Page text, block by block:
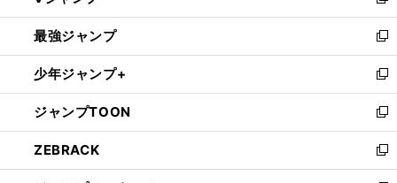
ン
ド
ウ
で
開
く
ウ
ィ
ン
ド
ウ
で
開
く
し
い
ウ
ィ
ン
ド
ウ
で
開
最強ジャンプ
新
し
い
ウ
ィ
ン
ド
ウ
少年ジャンプ+
新
し
い
ウ
ィ
ン
ジャンプTOON
新
し
い
ウ
ZEBRACK
新
し